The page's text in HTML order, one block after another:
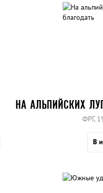
НА АЛЬПИЙСКИХ
ФРГ,
В